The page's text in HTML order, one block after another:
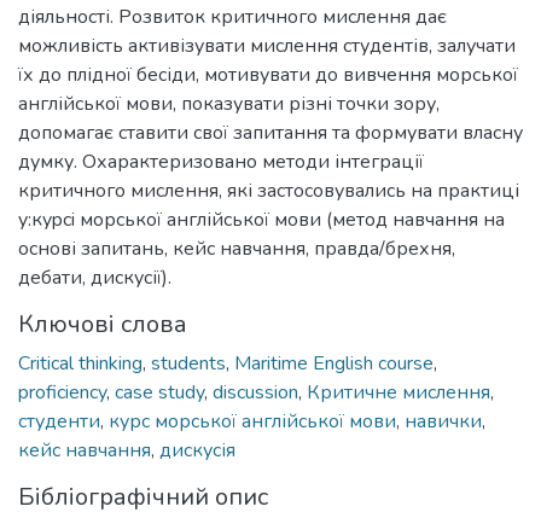
діяльності. Розвиток критичного мислення дає
можливість активізувати мислення студентів, залучати
їх до плідної бесіди, мотивувати до вивчення морської
англійської мови, показувати різні точки зору,
допомагає ставити свої запитання та формувати власну
думку. Охарактеризовано методи інтеграції
критичного мислення, які застосовувались на практиці
y:кypci морської англійської мови (метод навчання на
основі запитань, кейс навчання, правда/брехня,
дебати, дискусії).
Ключові слова
Critical thinking, students, Maritime English course,
proficiency, case study, discussion, Критичне мислення,
студенти, курс морської англійської мови, навички,
кейс навчання, дискусія
Бібліографічний опис